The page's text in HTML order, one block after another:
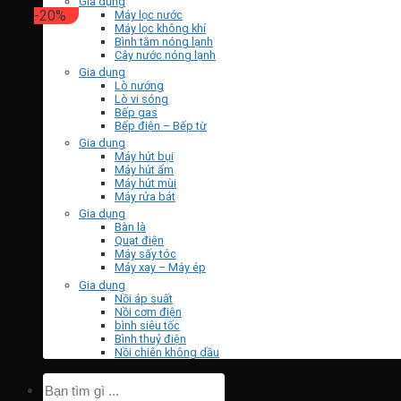
Máy lọc nước
Máy lọc không khí
Bình tắm nóng lạnh
Cây nước nóng lạnh
Gia dụng
Lò nướng
Lò vi sóng
Bếp gas
Bếp điện – Bếp từ
Gia dụng
Máy hút bụi
Máy hút ẩm
Máy hút mùi
Máy rửa bát
Gia dụng
Bàn là
Quạt điện
Máy sấy tóc
Máy xay – Máy ép
Gia dụng
Nồi áp suất
Nồi cơm điện
bình siêu tốc
Bình thuỷ điện
Nồi chiên không dầu
Tìm
kiếm:
-20%